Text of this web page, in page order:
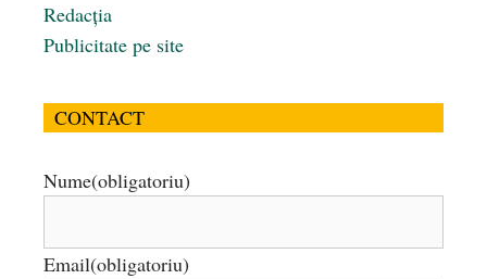
Redacția
Publicitate pe site
CONTACT
Nume(obligatoriu)
Email(obligatoriu)